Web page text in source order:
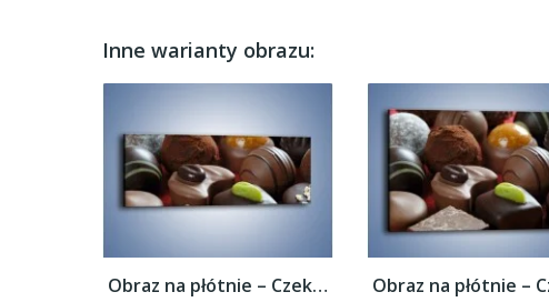
Inne warianty obrazu:
Obraz na płótnie – Czekoladowe praliny z...